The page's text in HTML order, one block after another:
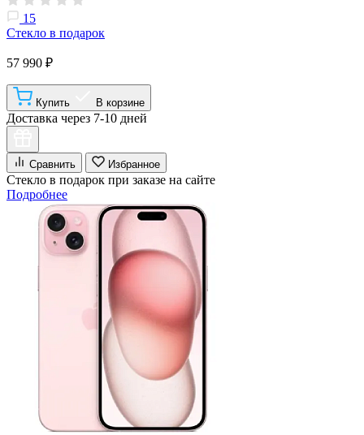
15
Стекло в подарок
57 990 ₽
Купить В корзине
Доставка через 7-10 дней
Сравнить Избранное
Стекло в подарок при заказе на сайте
Подробнее